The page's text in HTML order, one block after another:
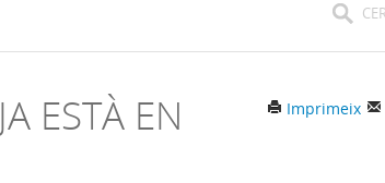
Imprimeix
ESTÀ EN